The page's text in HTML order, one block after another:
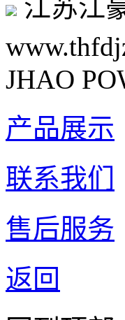
江苏江
JHAO
产品展示
联系我们
售后服务
返回